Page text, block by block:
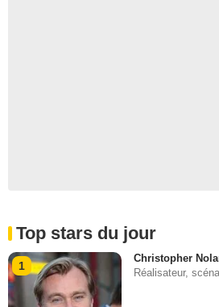
Top stars du jour
1
Christopher
Réalisateur,